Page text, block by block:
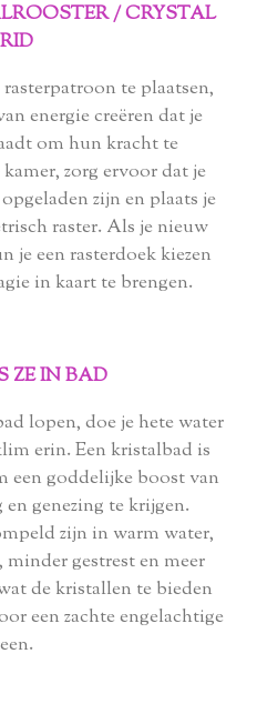
/ CRYSTAL
te plaatsen,
energie creëren dat je
om hun kracht te
zorg ervoor dat je
zijn en plaats je
raster. Als je nieuw
je een rasterdoek kiezen
in kaart te brengen.
ZE IN BAD
lopen, doe je hete water
erin. Een kristalbad is
een ​​goddelijke boost van
genezing te krijgen.
zijn in warm water,
minder gestrest en meer
de kristallen te bieden
een zachte engelachtige